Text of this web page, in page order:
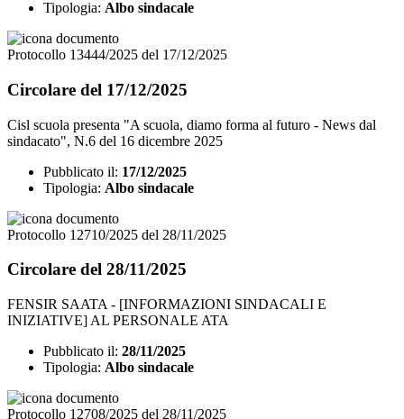
Tipologia: Albo sindacale
Protocollo 13444/2025 del 17/12/2025
Circolare del 17/12/2025
Cisl scuola presenta "A scuola, diamo forma al futuro - News dal
sindacato", N.6 del 16 dicembre 2025
Pubblicato il: 17/12/2025
Tipologia: Albo sindacale
Protocollo 12710/2025 del 28/11/2025
Circolare del 28/11/2025
FENSIR SAATA - [INFORMAZIONI SINDACALI E
INIZIATIVE] AL PERSONALE ATA
Pubblicato il: 28/11/2025
Tipologia: Albo sindacale
Protocollo 12708/2025 del 28/11/2025